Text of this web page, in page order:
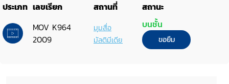
ประเภท เลขเรียก สถานที่
สถานะ
MOV K964
2009
มุมสื่อ
มัลติมีเดีย
บนชั้น
ขอยืม